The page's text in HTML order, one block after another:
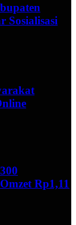
Sosialisasi
Rp1,11